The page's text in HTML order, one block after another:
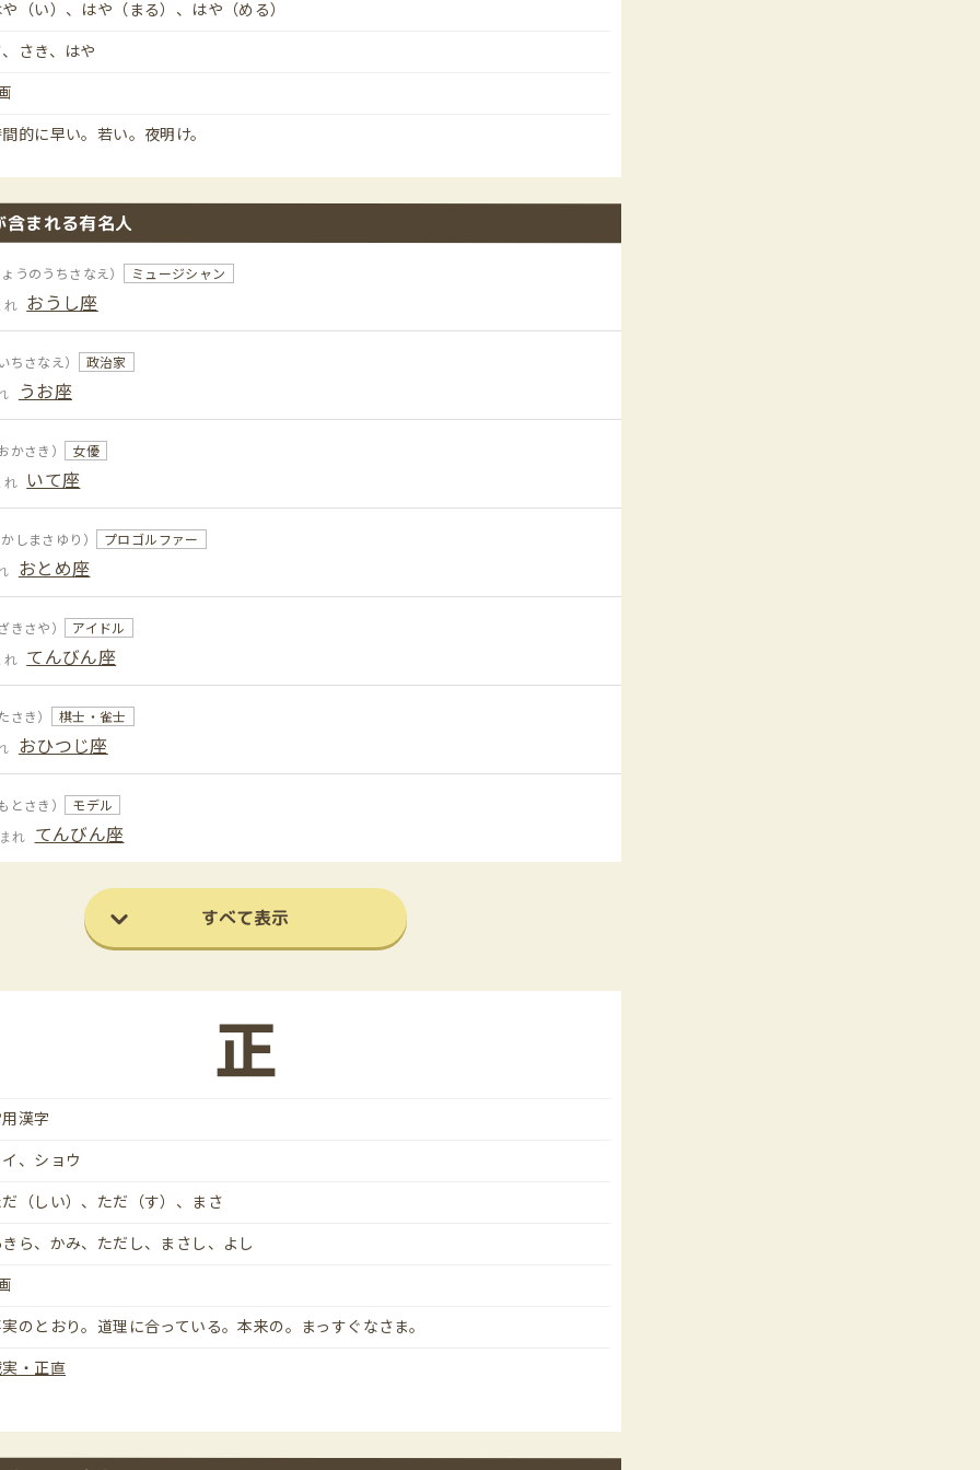
（い）、はや（まる）、はや（める）
さき、はや
的に早い。若い。夜明け。
まれる有名人
うのうちさなえ） ミュージシャン
れ おうし座
ちさなえ） 政治家
うお座
かさき） 女優
れ いて座
しまさゆり） プロゴルファー
おとめ座
きさや） アイドル
れ てんびん座
さき） 棋士・雀士
おひつじ座
とさき） モデル
れ てんびん座
すべて表示
正
漢字
、ショウ
（しい）、ただ（す）、まさ
ら、かみ、ただし、まさし、よし
のとおり。道理に合っている。本来の。まっすぐなさま。
・正直